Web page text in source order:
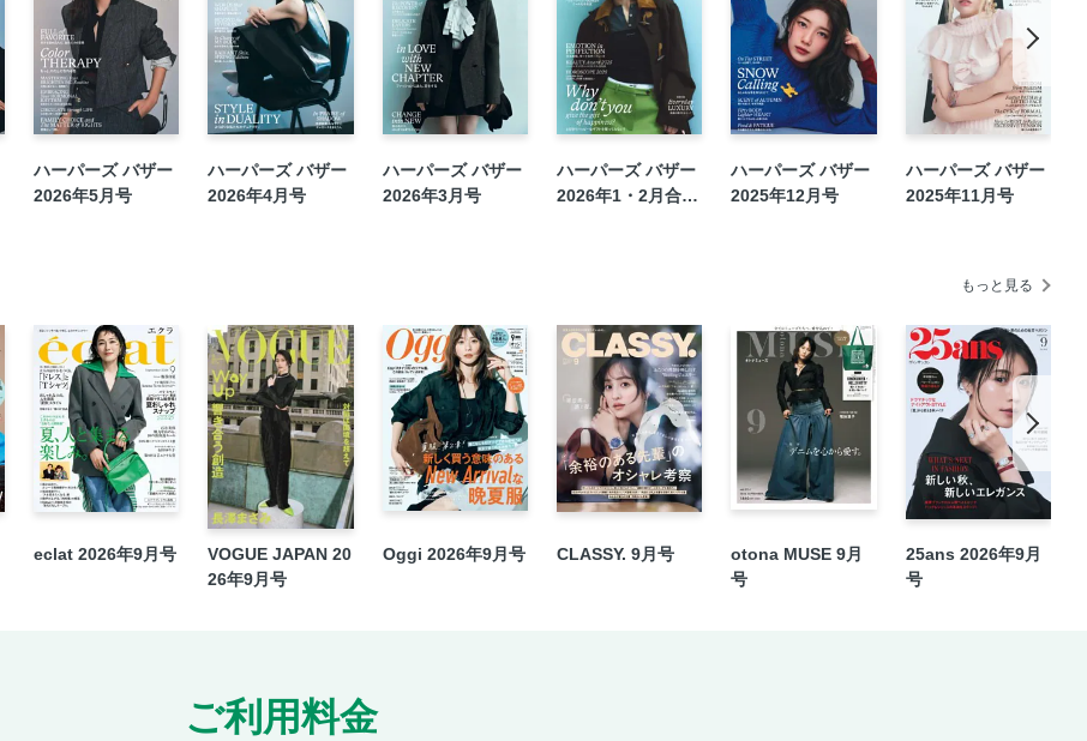
ひとさじのモード感をプラスする、秋冬メイクトレンド
自信がもてない人のための思考ガイド
建国の理念が揺らぐアメリカのゆくえ
彼女たちが輝く理由
ノスタルジーに誘われて
きらめく星に抱かれて
カンヌ、きらめきの肖像
傑作ジュエリーが舞う、シチリアの夜
能の楽しみ方を知る
AIと芸術をめぐる証言
ジル・サンダー、唯一無二のデザイン哲学を語る
スイスの古城が育む、時を超える肌
創業100周年、カール・ラガーフェルドと 歩んだフェンディの躍進
モロッコでの文学ワークショップが 教えてくれたこと
NEXT ISSUE
ハーパーズ バザー
2026年5月号
ハーパーズ バザー
2026年4月号
ハーパーズ バザー
2026年3月号
ハーパーズ バザー
2026年1・2月合併
ハーパーズ バザー
2025年12月号
ハーパーズ バザー
2025年11月号
もっと見る
eclat 2026年9月号
VOGUE JAPAN 20
26年9月号
Oggi 2026年9月号 CLASSY. 9月号
otona MUSE 9月
号
25ans 2026年9月
号
ご利用料金